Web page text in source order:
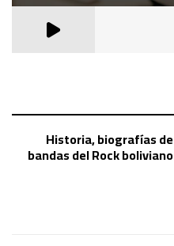
Historia, biografías de
bandas del Rock boliviano